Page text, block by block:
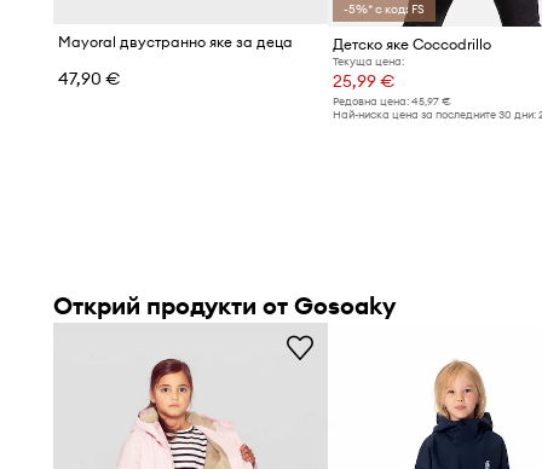
Mayoral двустранно яке за деца
47,90 €
-5%* с код: FS
Детско яке Coccodrillo
Текуща цена:
25,99 €
Редовна цена:45,97 €
Най-ниска цена за последните 30 дни:
Открий продукти от Gosoaky